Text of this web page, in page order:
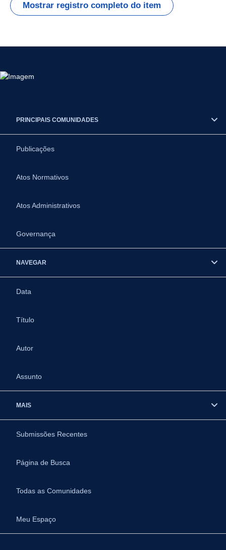
Mostrar registro completo do item
PRINCIPAIS COMUNIDADES
Publicações
Atos Normativos
Atos Administrativos
Governança
NAVEGAR
Data
Título
Autor
Assunto
MAIS
Submissões Recentes
Página de Busca
Todas as Comunidades
Meu Espaço